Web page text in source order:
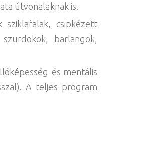
útvonalaknak is.
csipkézett
barlangok,
és mentális
A teljes program